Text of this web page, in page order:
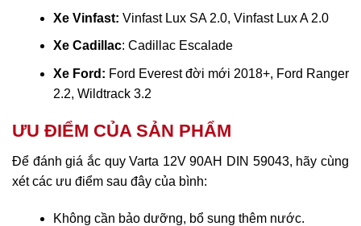
Xe Vinfast: Vinfast Lux SA 2.0, Vinfast Lux A 2.0
Xe Cadillac: Cadillac Escalade
Xe Ford: Ford Everest đời mới 2018+, Ford Ranger
2.2, Wildtrack 3.2
ƯU ĐIỂM CỦA SẢN PHẨM
Để đánh giá ắc quy Varta 12V 90AH DIN 59043, hãy cùng
xét các ưu điểm sau đây của bình:
Không cần bảo dưỡng, bổ sung thêm nước.